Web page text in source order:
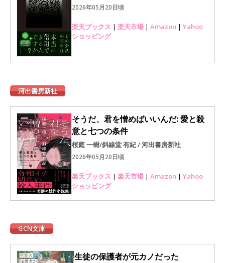
2026年05月20日頃
楽天ブックス | 楽天市場 | Amazon | Yahoo
ショッピング
河出書房新社
そうだ、君を憎めばいいんだ: 愛と殺
意と七つの条件
桜庭 一樹/斜線堂 有紀 / 河出書房新社
2026年05月20日頃
楽天ブックス | 楽天市場 | Amazon | Yahoo
ショッピング
GCN文庫
生徒の保護者が元カノだった